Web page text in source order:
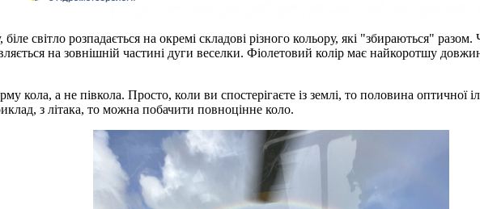
світло розпадається на окремі складові різного кольору, які "збираються"
на зовнішній частині дуги веселки. Фіолетовий колір має найкоротшу
кола, а не півкола. Просто, коли ви спостерігаєте із землі, то половина оптичної
з літака, то можна побачити повноцінне коло.